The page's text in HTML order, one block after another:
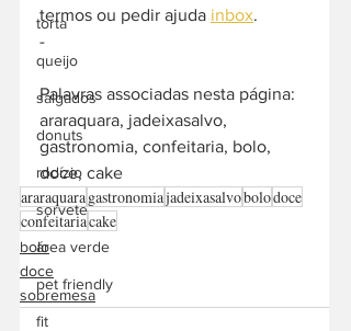
torta
queijo
salgados
donuts
rodízio
sorvete
área verde
pet friendly
fit
termos ou pedir ajuda inbox.
-
Palavras associadas nesta página:
araraquara, jadeixasalvo,
gastronomia, confeitaria, bolo,
doce, cake
araraquaragastronomiajadeixasalvobolodoce
confeitariacake
bolo
doce
sobremesa